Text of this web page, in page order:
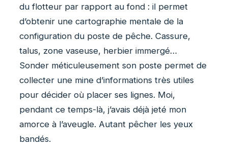
du flotteur par rapport au fond : il permet
d’obtenir une cartographie mentale de la
configuration du poste de pêche. Cassure,
talus, zone vaseuse, herbier immergé…
Sonder méticuleusement son poste permet de
collecter une mine d’informations très utiles
pour décider où placer ses lignes. Moi,
pendant ce temps-là, j’avais déjà jeté mon
amorce à l’aveugle. Autant pêcher les yeux
bandés.